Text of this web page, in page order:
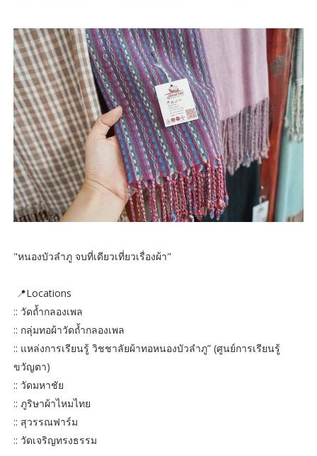
"หนองบัวลำภู จบที่เดียวเที่ยวเรื่องผ้า"
📍Locations
:: วัดถ้ำกลองเพล
:: กลุ่มทอผ้าวัดถ้ำกลองเพล
:: แหล่งการเรียนรู้ วิชชาลัยผ้าทอหนองบัวลำภู” (ศูนย์การเรียนรู้
ขวัญตา)
:: วัดมหาชัย
:: ภูริษาผ้าไหมไทย
:: สุวรรณฟาร์ม
:: วัดเจริญทรงธรรม